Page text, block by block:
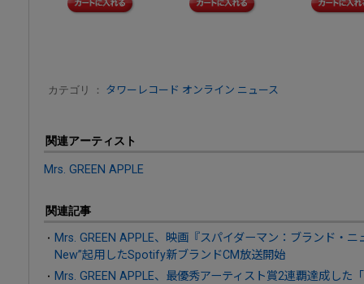
カテゴリ ： タワーレコード オンライン ニュース
関連アーティスト
Mrs. GREEN APPLE
関連記事
Mrs. GREEN APPLE、映画『スパイダーマン：ブランド・
New”起用したSpotify新ブランドCM放送開始
Mrs. GREEN APPLE、最優秀アーティスト賞2連覇達成した